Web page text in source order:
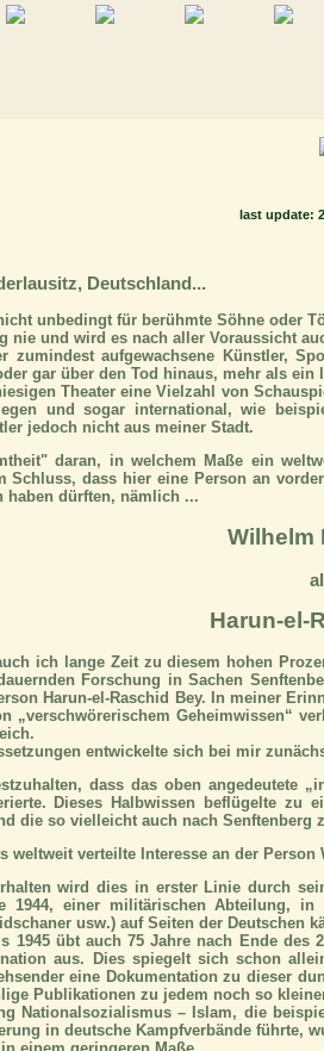
last update:
Deutschland...
unbedingt für berühmte Söhne oder
nie und wird es nach aller Voraussicht
zumindest aufgewachsene Künstler,
gar über den Tod hinaus, mehr als
Theater eine Vielzahl von
und sogar international, wie
jedoch nicht aus meiner Stadt.
daran, in welchem Maße ein
Schluss, dass hier eine Person an
haben dürften, nämlich ...
Wilhelm
Harun-el-
ich lange Zeit zu diesem hohen
Forschung in Sachen
Harun-el-Raschid Bey. In meiner
„verschwörerischem Geheimwissen“
entwickelte sich bei mir
dass das oben angedeutete
Dieses Halbwissen beflügelte zu
die so vielleicht auch nach Senftenberg
weltweit verteilte Interesse an der Person
wird dies in erster Linie durch
1944, einer militärischen Abteilung,
usw.) auf Seiten der Deutschen
1945 übt auch 75 Jahre nach Ende
aus. Dies spiegelt sich schon
eine Dokumentation zu dieser
Publikationen zu jedem noch so
Nationalsozialismus – Islam, die
in deutsche Kampfverbände führte,